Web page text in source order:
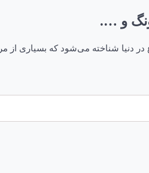
و ….
دنیا شناخته می‌شود که بسیاری از